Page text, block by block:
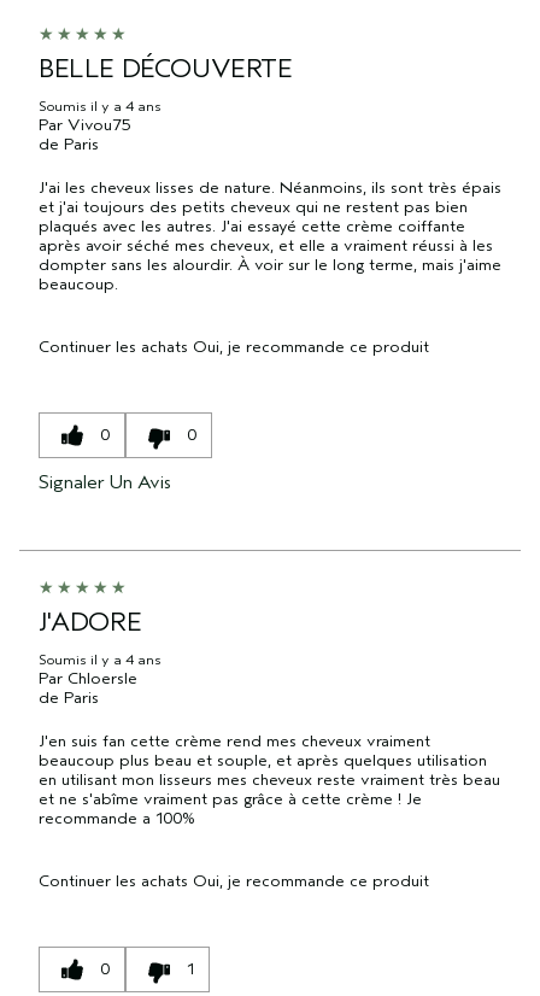
BELLE DÉCOUVERTE
Soumis il y a 4 ans
Par Vivou75
de Paris
J'ai les cheveux lisses de nature. Néanmoins, ils sont très épais
et j'ai toujours des petits cheveux qui ne restent pas bien
plaqués avec les autres. J'ai essayé cette crème coiffante
après avoir séché mes cheveux, et elle a vraiment réussi à les
dompter sans les alourdir. À voir sur le long terme, mais j'aime
beaucoup.
Continuer les achats Oui, je recommande ce produit
0 0
Signaler Un Avis
J'ADORE
Soumis il y a 4 ans
Par Chloersle
de Paris
J'en suis fan cette crème rend mes cheveux vraiment
beaucoup plus beau et souple, et après quelques utilisation
en utilisant mon lisseurs mes cheveux reste vraiment très beau
et ne s'abîme vraiment pas grâce à cette crème ! Je
recommande a 100%
Continuer les achats Oui, je recommande ce produit
0 1